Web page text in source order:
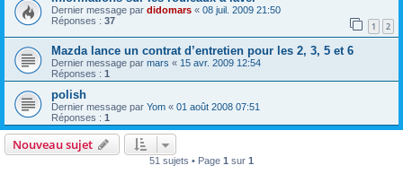
Dernier message par didomars « 08 juil. 2009 21:50
Réponses : 37 1 2
Mazda lance un contrat d’entretien pour les 2, 3, 5 et 6
Dernier message par mars « 15 avr. 2009 12:54
Réponses : 1
polish
Dernier message par Yom « 01 août 2008 07:51
Réponses : 1
Nouveau sujet
51 sujets • Page 1 sur 1